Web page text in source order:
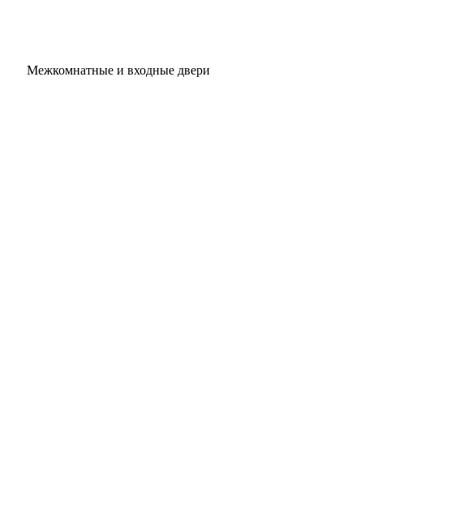
Межкомнатные и входные двери